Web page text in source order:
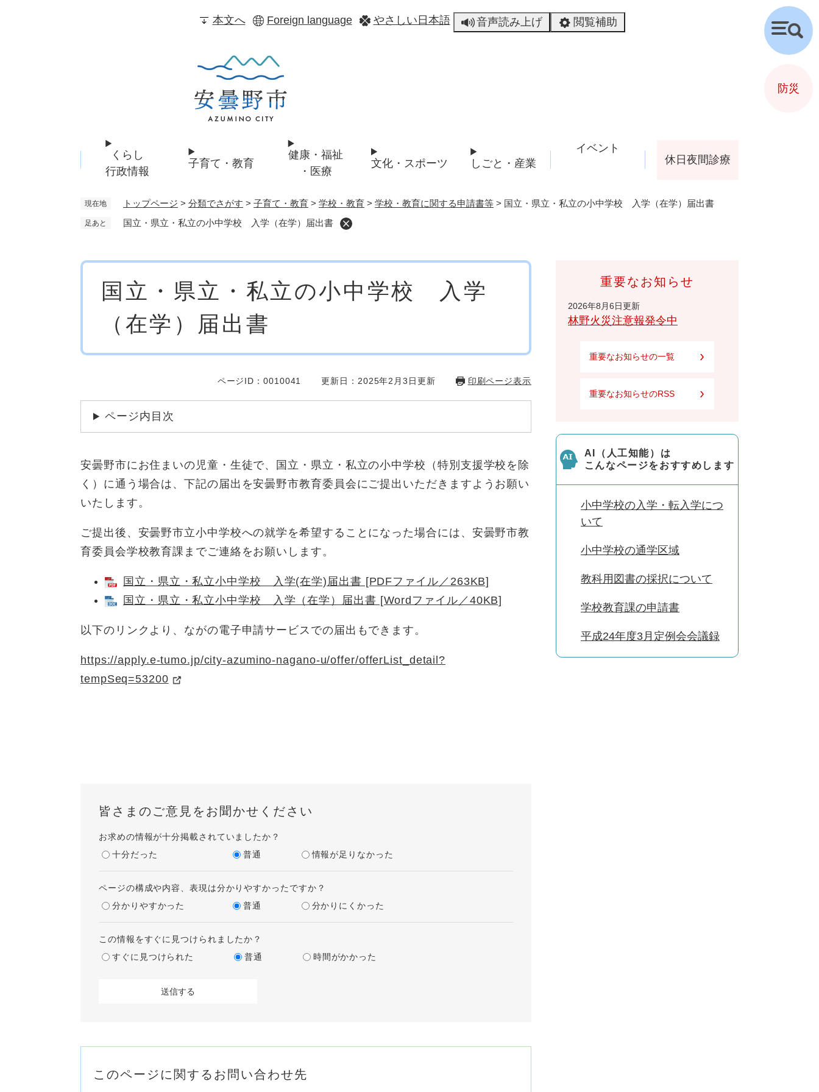
本文へ Foreign language やさしい日本語 音声読み上げ 閲覧補助
くらし
行政情報
子育て・教育
健康・福祉
・医療
文化・スポーツ しごと・産業
イベント
休日夜間診療
現在地 トップページ > 分類でさがす > 子育て・教育 > 学校・教育 > 学校・教育に関する申請書等 > 国立・県立・私立の小中学校 入学（在学）届出書
足あと 国立・県立・私立の小中学校 入学（在学）届出書
国立・県立・私立の小中学校 入学
（在学）届出書
ページID：0010041 更新日：2025年2月3日更新 印刷ページ表示
ページ内目次
安曇野市にお住まいの児童・生徒で、国立・県立・私立の小中学校（特別支援学校を除
く）に通う場合は、下記の届出を安曇野市教育委員会にご提出いただきますようお願い
いたします。
ご提出後、安曇野市立小中学校への就学を希望することになった場合には、安曇野市教
育委員会学校教育課までご連絡をお願いします。
国立・県立・私立小中学校 入学(在学)届出書 [PDFファイル／263KB]
国立・県立・私立小中学校 入学（在学）届出書 [Wordファイル／40KB]
以下のリンクより、ながの電子申請サービスでの届出もできます。
https://apply.e-tumo.jp/city-azumino-nagano-u/offer/offerList_detail?
tempSeq=53200
皆さまのご意見をお聞かせください
お求めの情報が十分掲載されていましたか？
十分だった
普通 情報が足りなかった
ページの構成や内容、表現は分かりやすかったですか？
分かりやすかった
普通 分かりにくかった
この情報をすぐに見つけられましたか？
すぐに見つけられた
普通 時間がかかった
このページに関するお問い合わせ先
重要なお知らせ
2026年8月6日更新
林野火災注意報発令中
重要なお知らせの一覧
重要なお知らせのRSS
AI（人工知能）は
こんなページをおすすめします
小中学校の入学・転入学につ
いて
小中学校の通学区域
教科用図書の採択について
学校教育課の申請書
平成24年度3月定例会会議録
検
索
防災